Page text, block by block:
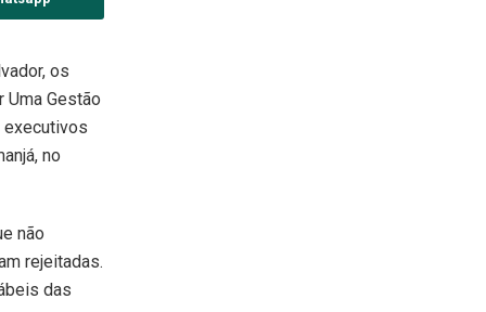
os
Gestão
executivos
no
não
rejeitadas.
das